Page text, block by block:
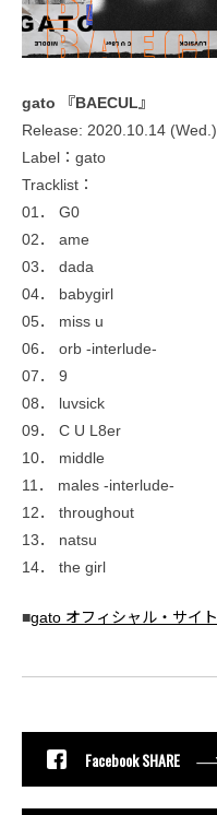
gato 『BAECUL』
Release: 2020.10.14 (Wed.)
Label：gato
Tracklist：
01． G0
02． ame
03． dada
04． babygirl
05． miss u
06． orb -interlude-
07． 9
08． luvsick
09． C U L8er
10． middle
11． males -interlude-
12． throughout
13． natsu
14． the girl
■gato オフィシャル・サイト
Facebook SHARE